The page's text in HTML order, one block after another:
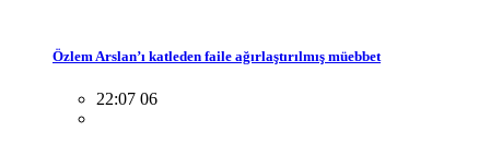
Özlem Arslan’ı katleden faile ağırlaştırılmış müebbet
22:07 06